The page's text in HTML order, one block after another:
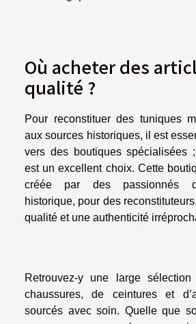
Où acheter des
qualité ?
Pour reconstituer des tuniques
aux sources historiques, il est
vers des boutiques spécialisées
est un excellent choix. Cette
créée par des passionnés
historique, pour des
qualité et une authenticité
Retrouvez-y une large
chaussures, de ceintures et
sourcés avec soin. Quelle que